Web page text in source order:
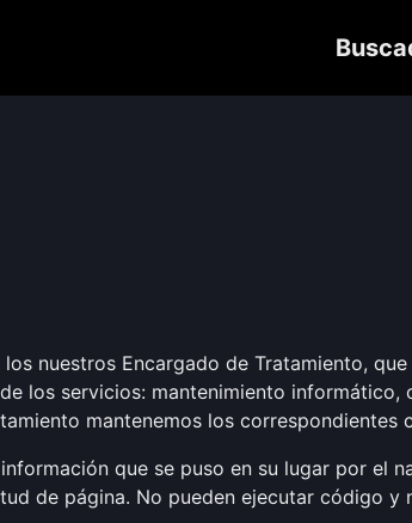
nuestros Encargado de Tratamiento,
los servicios: mantenimiento
mantenemos los
que se puso en su lugar por el
de página. No pueden ejecutar código